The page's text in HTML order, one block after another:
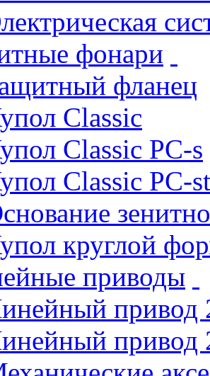
фонари
фланец
Classic
Classic PC-s
Classic PC-st
круглой
приводы
привод
привод